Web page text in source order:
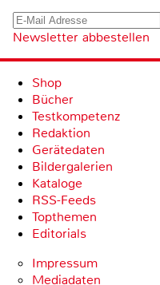
Newsletter abbestellen
Shop
Bücher
Testkompetenz
Redaktion
Gerätedaten
Bildergalerien
Kataloge
RSS-Feeds
Topthemen
Editorials
Impressum
Mediadaten